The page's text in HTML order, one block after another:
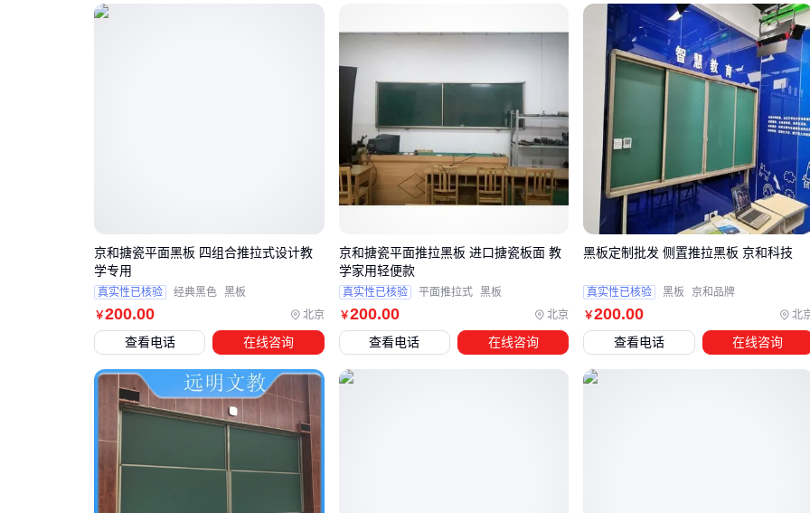
地暖房：优先考虑稳定性高的多层实木或 SPC工字拼地板
，避免实木因温湿度变化导致开裂变形
商业空间：需要耐磨性更强的强化工字拼地板
，同时注意
接缝处的抗压处理
高湿度区域：选择防潮性能优异的
PVC工字拼地板
或经过
特殊处理的复合工字拼地板
家居卧室：可考虑脚感更舒适的黑胡桃木工字拼地板
，但
需配合定期养护
实木工字拼地板
虽然质感出众，但在温差大的环境中容易出
现缝隙，需要更频繁的维护。相比之下，复合工字拼地板在多
数家庭场景中性价比更高，特别是零缝隙工字拼地板
减少藏污纳垢的问题。
对于需要与其他地面材料过渡的场合，如瓷砖与木地板拼接
处，可以考虑使用工字型铝合金收边条。这类配件不仅能遮盖
￥200.00 北京
京和搪瓷平面黑板 四组合推拉式设计教
学专用
真实性已核验 经典黑色 黑板
查看电话 在线咨询
￥200.00 北京
京和搪瓷平面推拉黑板 进口搪瓷板面 教
学家用轻便款
真实性已核验 平面推拉式 黑板
查看电话 在线咨询
￥200.00 北
黑板定制批发 侧置推拉黑板 京和科技
真实性已核验 黑板 京和品牌
查看电话 在线咨询